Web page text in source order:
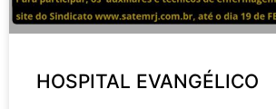
HOSPITAL EVANGÉLICO